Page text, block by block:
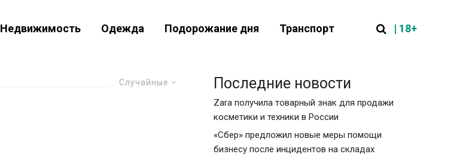
Недвижимость Одежда Подорожание дня Транспорт | 18+
Случайные Последние новости
Zara получила товарный знак для продажи
косметики и техники в России
«Сбер» предложил новые меры помощи
бизнесу после инцидентов на складах